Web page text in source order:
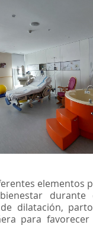
elementos
durante
dilatación,
para